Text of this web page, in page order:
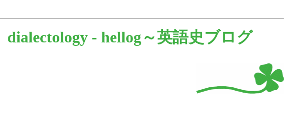
dialectology - hellog～英語史ブログ